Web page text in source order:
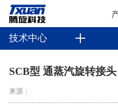
技术中心
SCB型 通蒸汽旋转接
来源：